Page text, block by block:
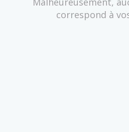
correspond à